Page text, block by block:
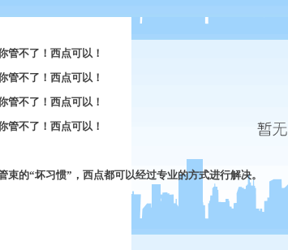
管不了！西点可以！
管不了！西点可以！
管不了！西点可以！
管不了！西点可以！
束的“坏习惯” ，西点都可以经过专业的方式进行解决。